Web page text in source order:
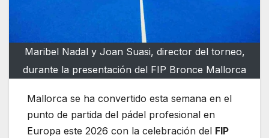
Maribel Nadal y Joan Suasi, director del torneo,
durante la presentación del FIP Bronce Mallorca
Mallorca se ha convertido esta semana en el
punto de partida del pádel profesional en
Europa este 2026 con la celebración del FIP